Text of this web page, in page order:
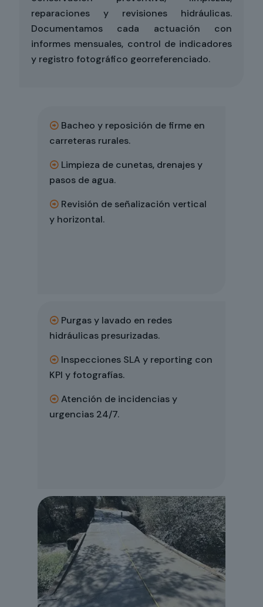
reparaciones y revisiones hidráulicas.
Documentamos cada actuación con
informes mensuales, control de indicadores
y registro fotográfico georreferenciado.
Bacheo y reposición de firme en
carreteras rurales.
Limpieza de cunetas, drenajes y
pasos de agua.
Revisión de señalización vertical
y horizontal.
Purgas y lavado en redes
hidráulicas presurizadas.
Inspecciones SLA y reporting con
KPI y fotografías.
Atención de incidencias y
urgencias 24/7.